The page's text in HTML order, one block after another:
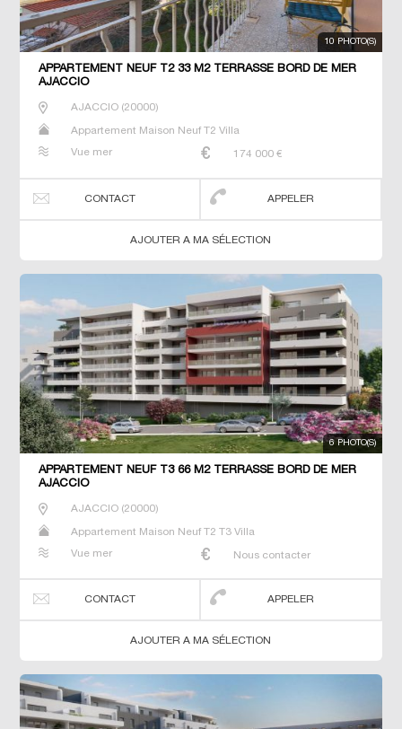
10 PHOTO(S)
APPARTEMENT NEUF T2 33 M2 TERRASSE BORD DE MER
AJACCIO
AJACCIO(20000)
Appartement Maison Neuf T2 Villa
Vue mer 174 000 €
CONTACT APPELER
AJOUTER A MA SÉLECTION
6 PHOTO(S)
APPARTEMENT NEUF T3 66 M2 TERRASSE BORD DE MER
AJACCIO
AJACCIO(20000)
Appartement Maison Neuf T2 T3 Villa
Vue mer Nous contacter
CONTACT APPELER
AJOUTER A MA SÉLECTION